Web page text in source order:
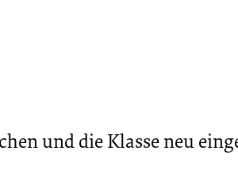
und die Klasse neu